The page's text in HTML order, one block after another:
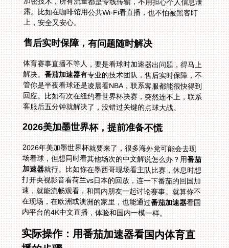
上，安全又安心。
售后实时保障，有问题随时解决
体育赛事直播不等人，要是看球时加速器出问题，得马上
解决。番茄加速器有专业的技术团队，售后实时保障，不
管你是半夜看球还是凌晨看NBA，联系客服都能很快得到
回应。比如有次在纽约看世界杯决赛，突然连不上，联系
客服后五分钟就解决了，没错过关键的点球大战。
2026美加墨世界杯，提前准备不慌
2026年美加墨世界杯就要来了，很多海外党可能会去现
场看球，但想同时看其他场次的中文解说怎么办？用番茄
加速器就行。比如你在墨西哥现场看主队比赛，休息时想
打开央视影音看荷兰vs日本的回放，连一下番茄的回国加
速，就能流畅观看，和国内朋友一起讨论赛事。就算你不
在现场，在欧洲或澳洲的家里，也能通过番茄加速器看国
内平台的4K中文直播，体验和国内一模一样。
实际操作：用番茄加速器看国内体育直